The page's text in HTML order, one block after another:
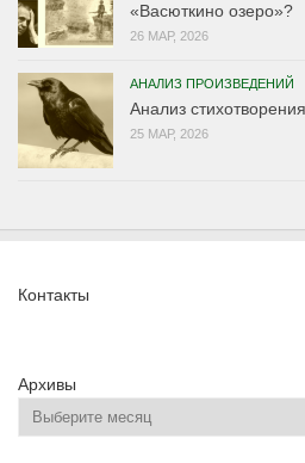
«Васюткино озеро»?
26 МАР, 2026
АНАЛИЗ ПРОИЗВЕДЕНИЙ
Анализ
25 МАР, 2026
Контакты
Архивы